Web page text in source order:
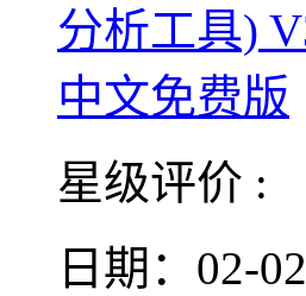
星级评价 :
日期：02-02